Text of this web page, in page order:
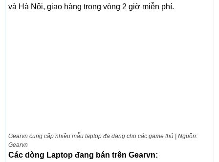
và Hà Nội, giao hàng trong vòng 2 giờ miễn phí.
Gearvn cung cấp nhiều mẫu laptop đa dạng cho các game thủ | Nguồn:
Gearvn
Các dòng Laptop đang bán trên Gearvn: